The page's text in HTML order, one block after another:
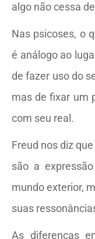
algo não cessa
Nas psicoses, o
é análogo ao
de fazer uso do
mas de fixar um
com seu real.
Freud nos diz
são a
mundo exterior,
suas
As diferenças